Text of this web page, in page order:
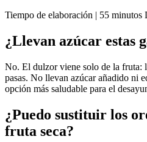
Tiempo de elaboración | 55 minutos
¿Llevan azúcar estas
No. El dulzor viene solo de la fruta:
pasas. No llevan azúcar añadido ni
opción más saludable para el
¿Puedo sustituir los
fruta seca?